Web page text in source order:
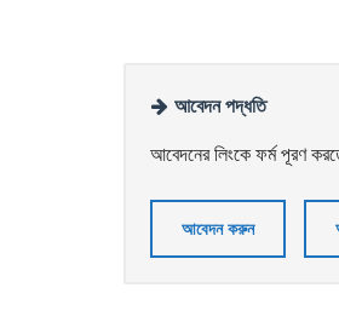
আবেদন পদ্ধতি
আবেদনের লিংকে ফর্ম পূরণ
আবেদন করুন